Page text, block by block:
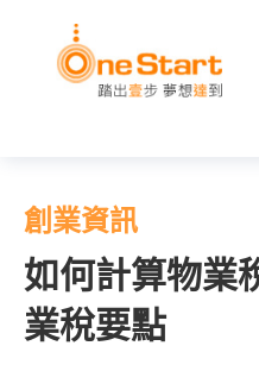
創業資訊
如何計算物業
業稅要點